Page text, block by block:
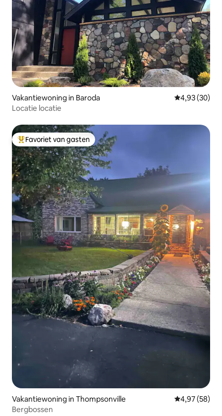
Vakantiewoning in Baroda Gemiddelde
4,93 (30)
Locatie locatie
Topfavoriet van gasten
Favoriet van gasten
Vakantiewoning in Thompsonville Gemiddelde
4,97 (58)
Bergbossen